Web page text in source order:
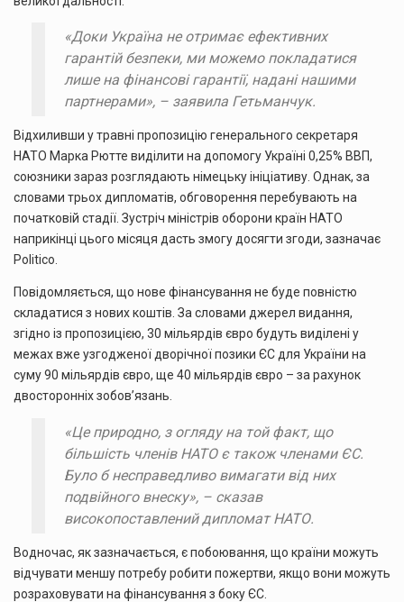
«Доки Україна не отримає ефективних
гарантій безпеки, ми можемо покладатися
лише на фінансові гарантії, надані нашими
партнерами», – заявила Гетьманчук.
Відхиливши у травні пропозицію генерального секретаря
НАТО Марка Рютте виділити на допомогу Україні 0,25% ВВП,
союзники зараз розглядають німецьку ініціативу. Однак, за
словами трьох дипломатів, обговорення перебувають на
початковій стадії. Зустріч міністрів оборони країн НАТО
наприкінці цього місяця дасть змогу досягти згоди, зазначає
Politico.
Повідомляється, що нове фінансування не буде повністю
складатися з нових коштів. За словами джерел видання,
згідно із пропозицією, 30 мільярдів євро будуть виділені у
межах вже узгодженої дворічної позики ЄС для України на
суму 90 мільярдів євро, ще 40 мільярдів євро – за рахунок
двосторонніх зобов’язань.
«Це природно, з огляду на той факт, що
більшість членів НАТО є також членами ЄС.
Було б несправедливо вимагати від них
подвійного внеску», – сказав
високопоставлений дипломат НАТО.
Водночас, як зазначається, є побоювання, що країни можуть
відчувати меншу потребу робити пожертви, якщо вони можуть
розраховувати на фінансування з боку ЄС.